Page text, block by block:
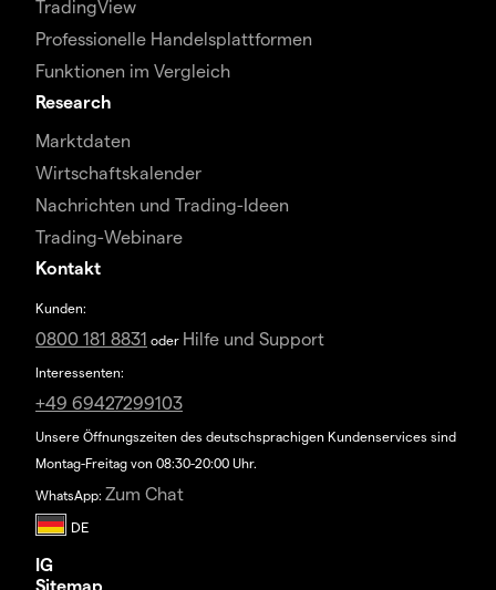
TradingView
Professionelle Handelsplattformen
Funktionen im Vergleich
Research
Marktdaten
Wirtschaftskalender
Nachrichten und Trading-Ideen
Trading-Webinare
Kontakt
Kunden:
0800 181 8831 oder Hilfe und Support
Interessenten:
+49 69427299103
Unsere Öffnungszeiten des deutschsprachigen Kundenservices sind
Montag-Freitag von 08:30-20:00 Uhr.
WhatsApp: Zum Chat
IG
Sitemap